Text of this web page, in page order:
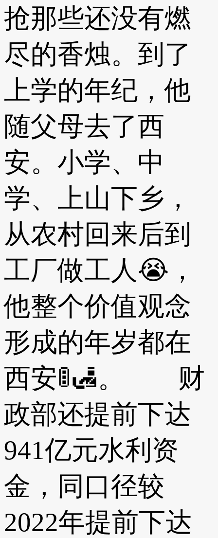
抢那些还没有燃
尽的香烛。到了
上学的年纪，他
随父母去了西
安。小学、中
学、上山下乡，
从农村回来后到
工厂做工人😭，
他整个价值观念
形成的年岁都在
西安🚦🛃。 财
政部还提前下达
941亿元水利资
金，同口径较
2022年提前下达